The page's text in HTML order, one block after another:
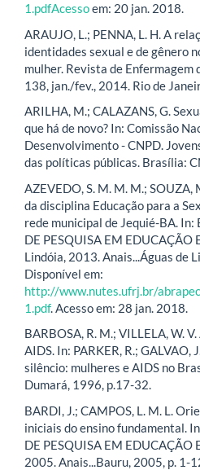
1.pdfAcessoem: 20 jan. 2018.
ARAUJO, L.; PENNA, L. H. A
identidades sexual e de gênero
mulher. Revista de Enfermagem
138, jan./fev., 2014. Rio de
ARILHA, M.; CALAZANS, G.
que há de novo? In: Comissão
Desenvolvimento - CNPD.
das políticas públicas. Brasília:
AZEVEDO, S. M. M. M.;
da disciplina Educação para a
rede municipal de Jequié-BA.
DE PESQUISA EM EDUCAÇÃO
Lindóia, 2013. Anais...Águas de
Disponível em:
http://www.nutes.ufrj.br/
1.pdf. Acesso em: 28 jan. 2018.
BARBOSA, R. M.; VILLELA, W.
AIDS. In: PARKER, R.; GALVAO,
silêncio: mulheres e AIDS no
Dumará, 1996, p.17-32.
BARDI, J.; CAMPOS, L. M. L.
iniciais do ensino fundamental.
DE PESQUISA EM EDUCAÇÃO
2005. Anais...Bauru, 2005, p. 1-